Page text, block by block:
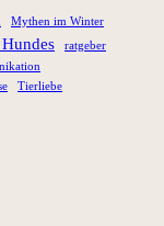
Mythen im Winter
ratgeber
Tierliebe